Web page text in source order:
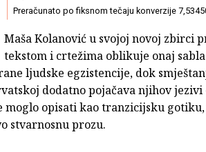
Preračunato po fiksnom tečaju konverzije
Maša Kolanović u svojoj novoj zbirci
tekstom i crtežima oblikuje onaj
ljudske egzistencije, dok
dodatno pojačava njihov jezivi
moglo opisati kao tranzicijsku
stvarnosnu prozu.